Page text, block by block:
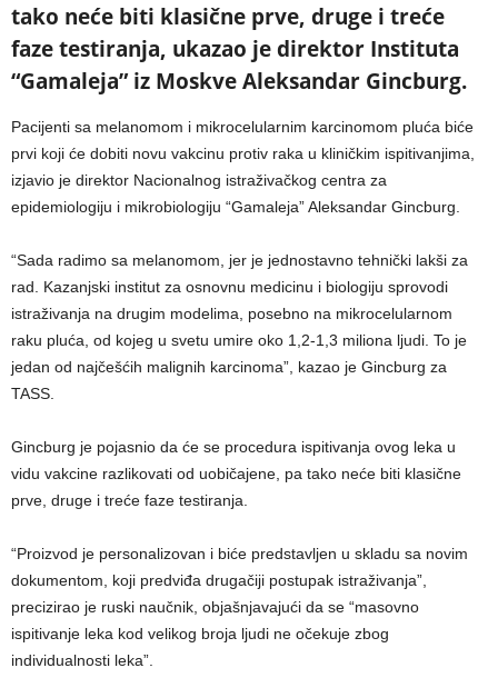
tako neće biti klasične prve, druge i treće
faze testiranja, ukazao je direktor Instituta
“Gamaleja” iz Moskve Aleksandar Gincburg.
Pacijenti sa melanomom i mikrocelularnim karcinomom pluća biće
prvi koji će dobiti novu vakcinu protiv raka u kliničkim ispitivanjima,
izjavio je direktor Nacionalnog istraživačkog centra za
epidemiologiju i mikrobiologiju “Gamaleja” Aleksandar Gincburg.
“Sada radimo sa melanomom, jer je jednostavno tehnički lakši za
rad. Kazanjski institut za osnovnu medicinu i biologiju sprovodi
istraživanja na drugim modelima, posebno na mikrocelularnom
raku pluća, od kojeg u svetu umire oko 1,2-1,3 miliona ljudi. To je
jedan od najčešćih malignih karcinoma”, kazao je Gincburg za
TASS.
Gincburg je pojasnio da će se procedura ispitivanja ovog leka u
vidu vakcine razlikovati od uobičajene, pa tako neće biti klasične
prve, druge i treće faze testiranja.
“Proizvod je personalizovan i biće predstavljen u skladu sa novim
dokumentom, koji predviđa drugačiji postupak istraživanja”,
precizirao je ruski naučnik, objašnjavajući da se “masovno
ispitivanje leka kod velikog broja ljudi ne očekuje zbog
individualnosti leka”.